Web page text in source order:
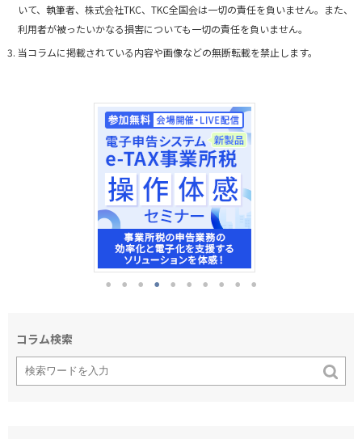
いて、執筆者、株式会社TKC、TKC全国会は一切の責任を負いません。また、
利用者が被ったいかなる損害についても一切の責任を負いません。
当コラムに掲載されている内容や画像などの無断転載を禁止します。
コラム検索